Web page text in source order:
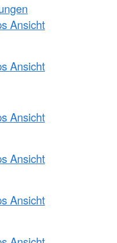
Ansicht
Ansicht
Ansicht
Ansicht
Ansicht